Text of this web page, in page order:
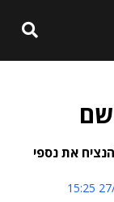
את נספי
27/